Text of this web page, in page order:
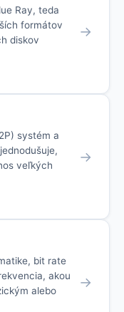
Ray, teda
formátov
diskov
→
systém a
veľkých
→
bit rate
akou
alebo
→